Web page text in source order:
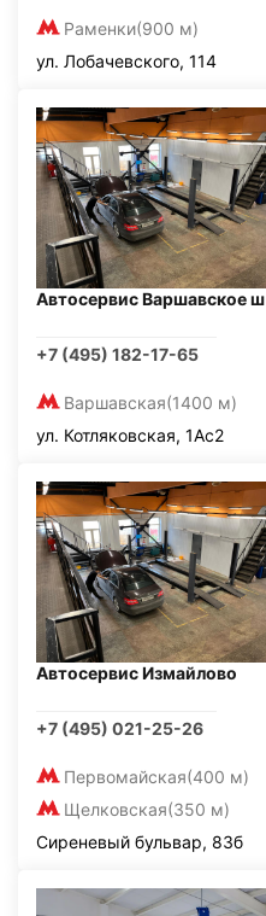
Раменки(900 м)
ул. Лобачевского, 114
Автосервис Варшавское ш
+7 (495) 182-17-65
Варшавская(1400 м)
ул. Котляковская, 1Ас2
Автосервис Измайлово
+7 (495) 021-25-26
Первомайская(400 м)
Щелковская(350 м)
Сиреневый бульвар, 83б